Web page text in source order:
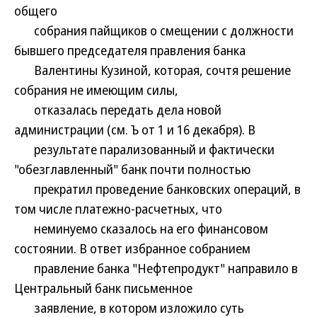
общего
собрания пайщиков о смещении с должности
бывшего председателя правления банка
Валентины Кузиной, которая, сочтя решение
собрания не имеющим силы,
отказалась передать дела новой
администрации (см. Ъ от 1 и 16 декабря). В
результате парализованный и фактически
"обезглавленный" банк почти полностью
прекратил проведение банковских операций, в
том числе платежно-расчетных, что
неминуемо сказалось на его финансовом
состоянии. В ответ избранное собранием
правление банка "Нефтепродукт" направило в
Центральный банк письменное
заявление, в котором изложило суть